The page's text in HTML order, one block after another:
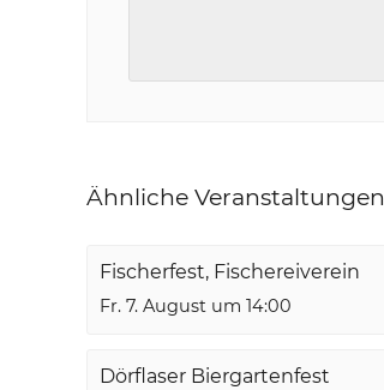
Ähnliche Veranstaltungen
Fischerfest, Fischereiverein
Fr. 7. August um 14:00
Dörflaser Biergartenfest